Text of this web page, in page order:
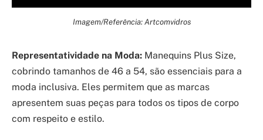
Imagem/Referência: Artcomvidros
Representatividade na Moda: Manequins Plus Size,
cobrindo tamanhos de 46 a 54, são essenciais para a
moda inclusiva. Eles permitem que as marcas
apresentem suas peças para todos os tipos de corpo
com respeito e estilo.